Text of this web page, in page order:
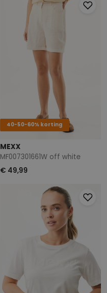
40-50-60% korting
MEXX
MF007301661W off white
€ 49,99